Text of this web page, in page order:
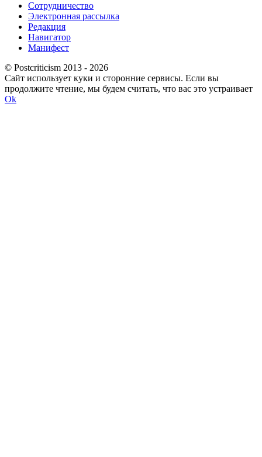
Сотрудничество
Электронная рассылка
Редакция
Навигатор
Манифест
© Postcriticism 2013 - 2026
Сайт использует куки и сторонние сервисы. Если вы
продолжите чтение, мы будем считать, что вас это устраивает
Ok